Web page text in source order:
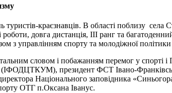
краєзнавців. В області поблизу
довга дистанція, ІІІ ранг та
з управлінням спорту та молодіжної
словом і побажанням перемог у
(ІФОДЦТКУМ), президент ФСТ Івано-
Національного заповідника
ОТГ п.Оксана Іванус.